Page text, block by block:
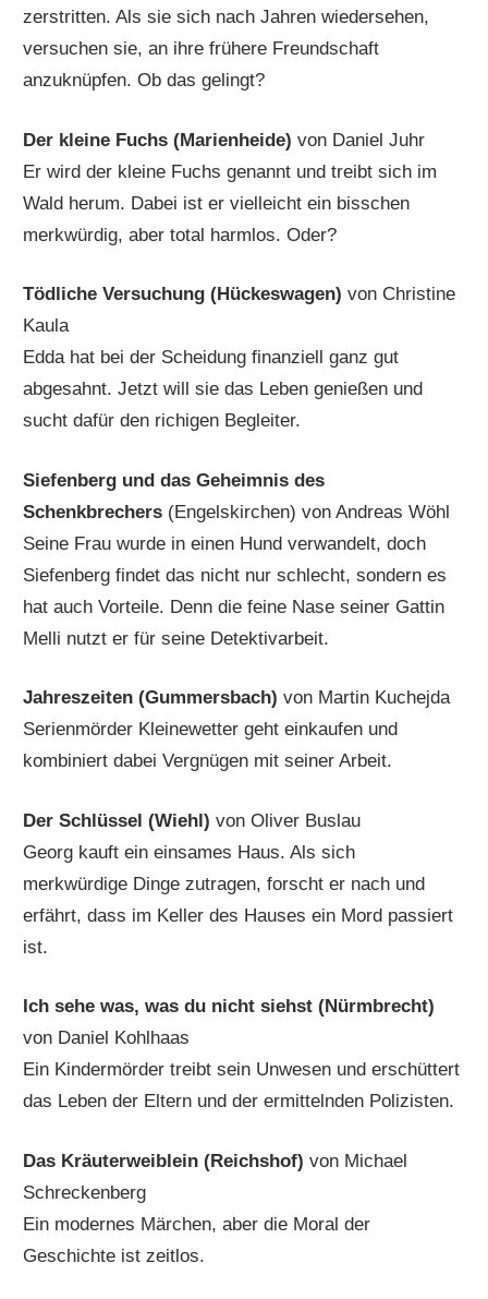
zerstritten. Als sie sich nach Jahren wiedersehen,
versuchen sie, an ihre frühere Freundschaft
anzuknüpfen. Ob das gelingt?
Der kleine Fuchs (Marienheide)von Daniel Juhr
Er wird der kleine Fuchs genannt und treibt sich im
Wald herum. Dabei ist er vielleicht ein bisschen
merkwürdig, aber total harmlos. Oder?
Tödliche Versuchung (Hückeswagen)von Christine
Kaula
Edda hat bei der Scheidung finanziell ganz gut
abgesahnt. Jetzt will sie das Leben genießen und
sucht dafür den richigen Begleiter.
Siefenberg und das Geheimnis des
Schenkbrechers (Engelskirchen) von Andreas Wöhl
Seine Frau wurde in einen Hund verwandelt, doch
Siefenberg findet das nicht nur schlecht, sondern es
hat auch Vorteile. Denn die feine Nase seiner Gattin
Melli nutzt er für seine Detektivarbeit.
Jahreszeiten (Gummersbach)von Martin Kuchejda
Serienmörder Kleinewetter geht einkaufen und
kombiniert dabei Vergnügen mit seiner Arbeit.
Der Schlüssel (Wiehl)von Oliver Buslau
Georg kauft ein einsames Haus. Als sich
merkwürdige Dinge zutragen, forscht er nach und
erfährt, dass im Keller des Hauses ein Mord passiert
ist.
Ich sehe was, was du nicht siehst (Nürmbrecht)
von Daniel Kohlhaas
Ein Kindermörder treibt sein Unwesen und erschüttert
das Leben der Eltern und der ermittelnden Polizisten.
Das Kräuterweiblein (Reichshof)von Michael
Schreckenberg
Ein modernes Märchen, aber die Moral der
Geschichte ist zeitlos.